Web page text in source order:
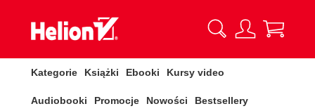
Kategorie Książki Ebooki Kursy video
Audiobooki Promocje Nowości Bestsellery